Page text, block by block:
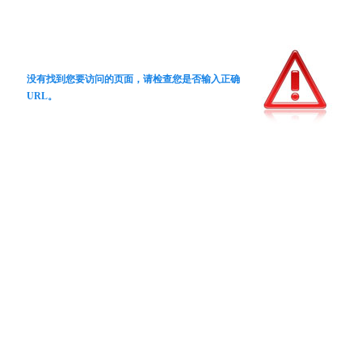
没有找到您要访问的页面，请检查您是否输入正确
URL。